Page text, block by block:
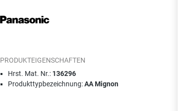
PRODUKTEIGENSCHAFTEN
Hrst. Mat. Nr.: 136296
Produkttypbezeichnung:AA Mignon